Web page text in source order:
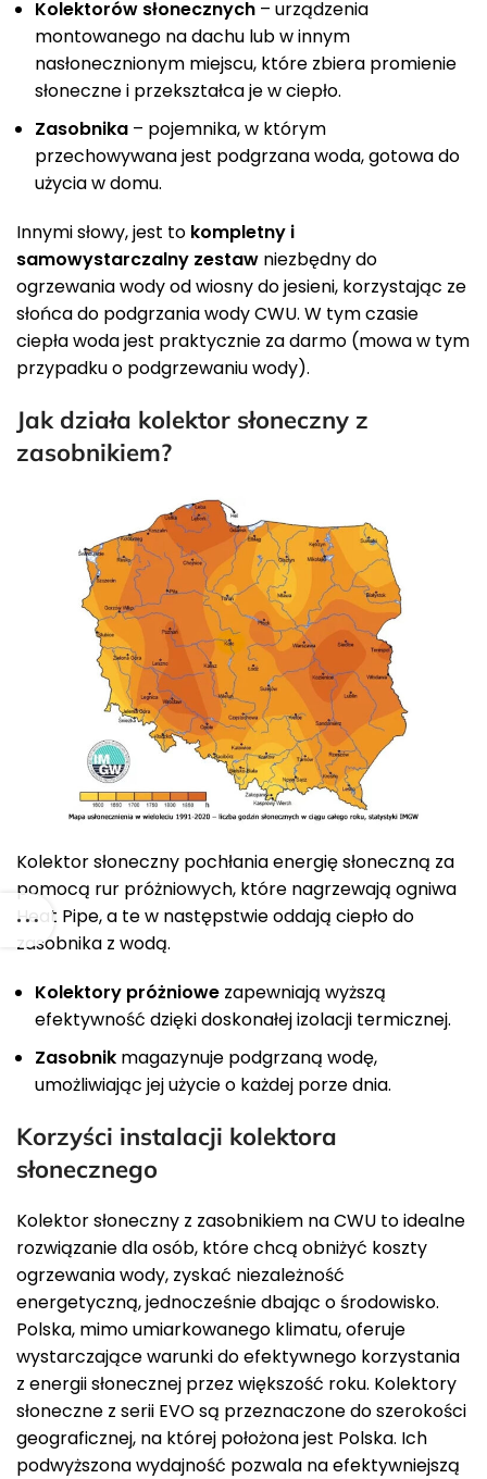
Kolektorów słonecznych – urządzenia
montowanego na dachu lub w innym
nasłonecznionym miejscu, które zbiera promienie
słoneczne i przekształca je w ciepło.
Zasobnika – pojemnika, w którym
przechowywana jest podgrzana woda, gotowa do
użycia w domu.
Innymi słowy, jest to kompletny i
samowystarczalny zestaw niezbędny do
ogrzewania wody od wiosny do jesieni, korzystając ze
słońca do podgrzania wody CWU. W tym czasie
ciepła woda jest praktycznie za darmo (mowa w tym
przypadku o podgrzewaniu wody).
Jak działa kolektor słoneczny z
zasobnikiem?
Kolektor słoneczny pochłania energię słoneczną za
pomocą rur próżniowych, które nagrzewają ogniwa
Heat Pipe, a te w następstwie oddają ciepło do
zasobnika z wodą.
Kolektory próżniowe zapewniają wyższą
efektywność dzięki doskonałej izolacji termicznej.
Zasobnik magazynuje podgrzaną wodę,
umożliwiając jej użycie o każdej porze dnia.
Korzyści instalacji kolektora
słonecznego
Kolektor słoneczny z zasobnikiem na CWU to idealne
rozwiązanie dla osób, które chcą obniżyć koszty
ogrzewania wody, zyskać niezależność
energetyczną, jednocześnie dbając o środowisko.
Polska, mimo umiarkowanego klimatu, oferuje
wystarczające warunki do efektywnego korzystania
z energii słonecznej przez większość roku. Kolektory
słoneczne z serii EVO są przeznaczone do szerokości
geograficznej, na której położona jest Polska. Ich
podwyższona wydajność pozwala na efektywniejszą